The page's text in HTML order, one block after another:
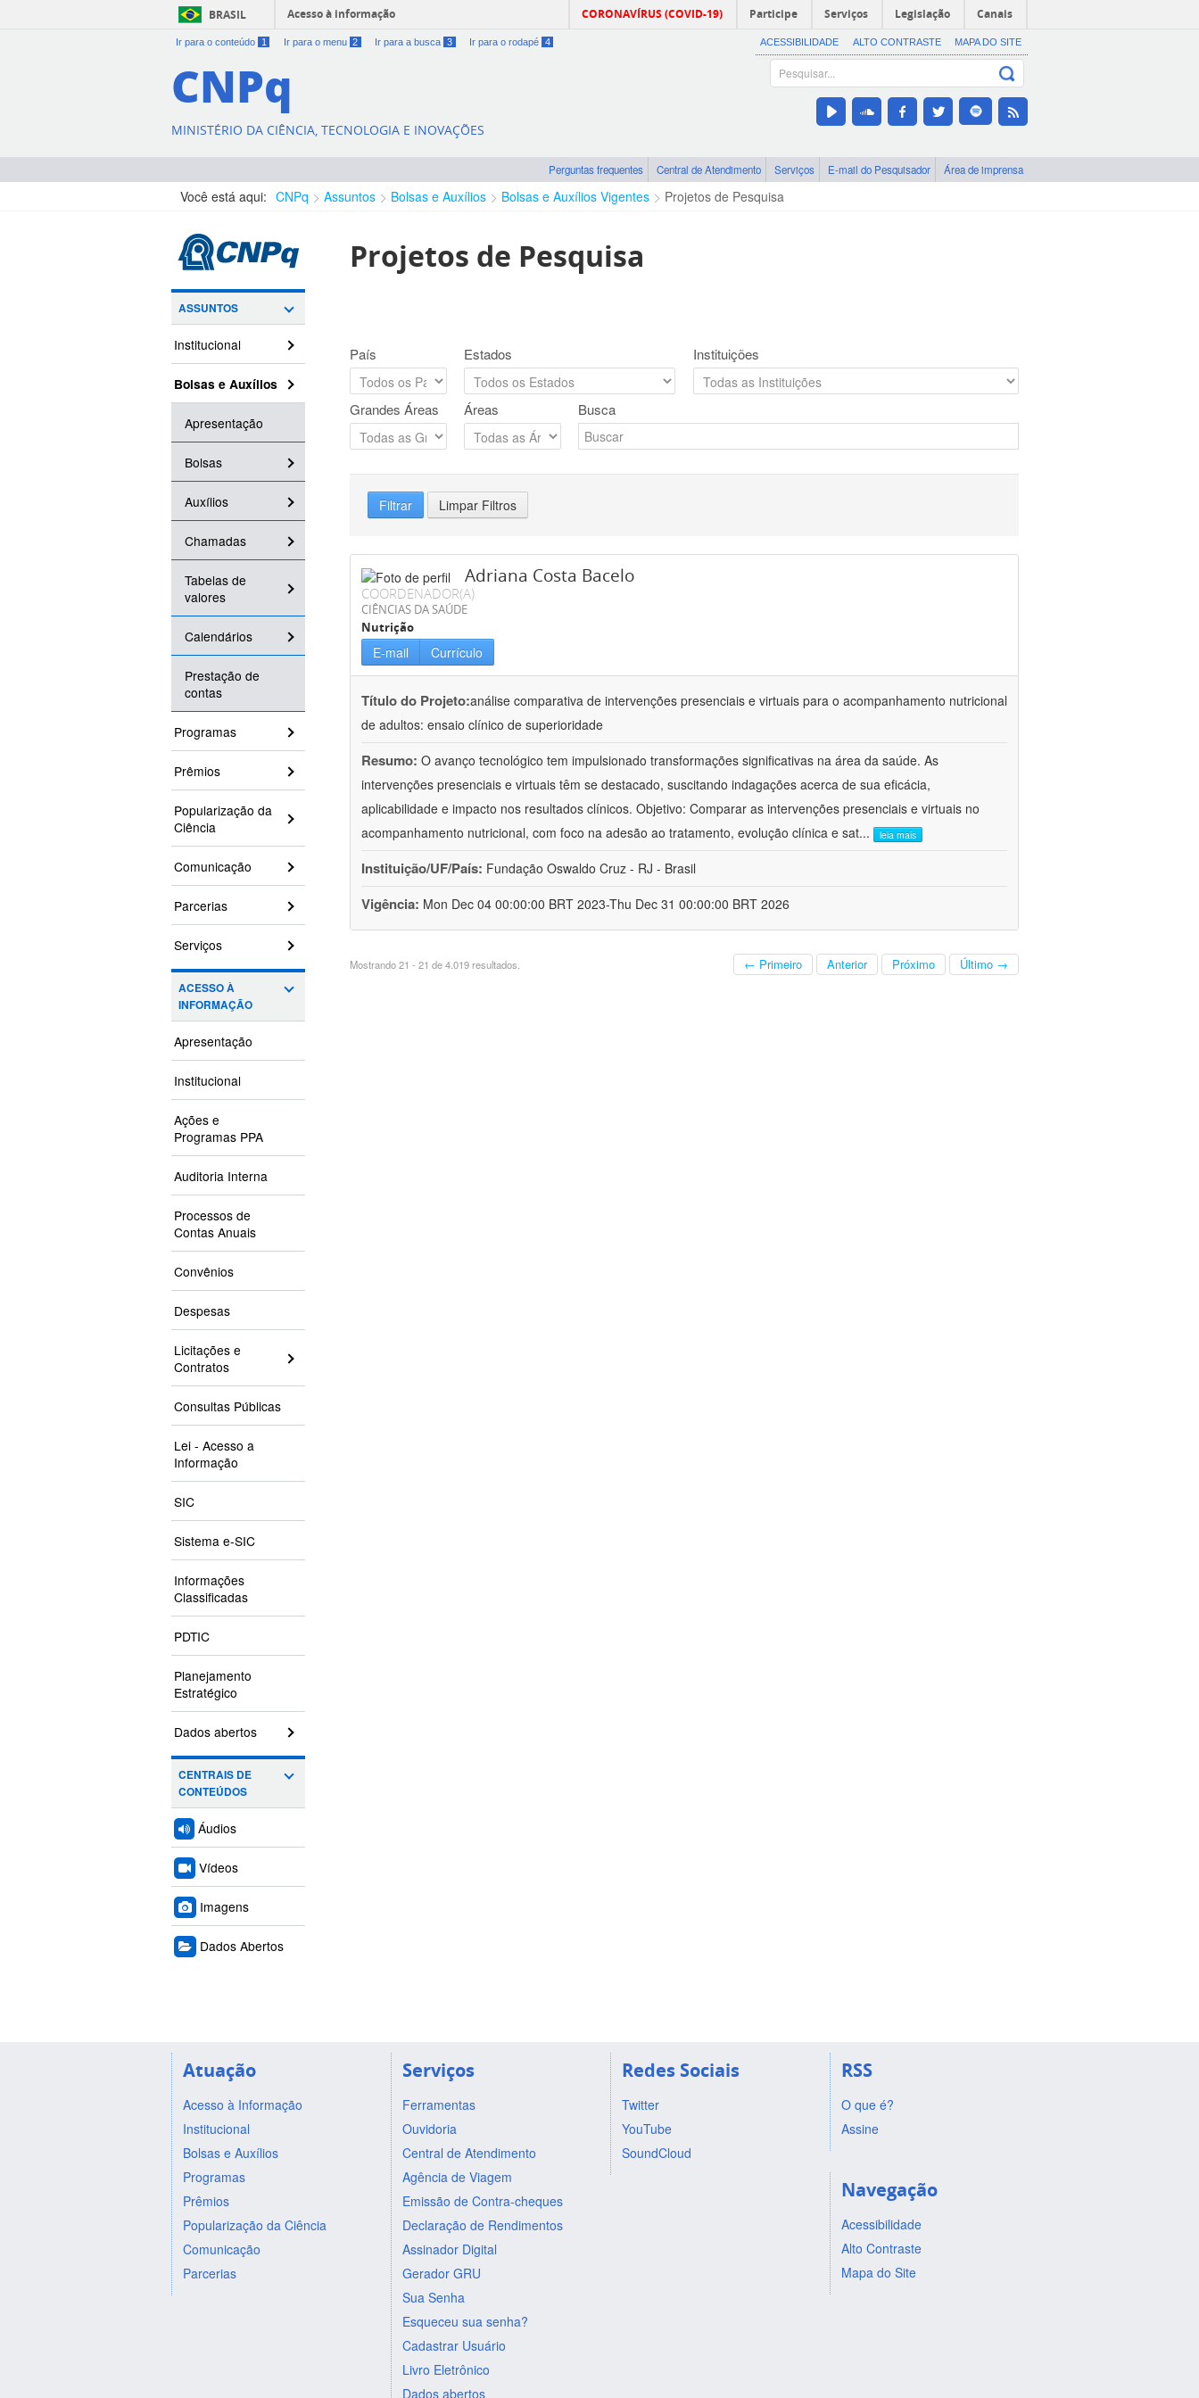
BRASIL Acesso à informação CORONAVÍRUS (COVID-19) Participe Serviços Legislação Canais
Ir para o conteúdo 1 Ir para o menu 2 Ir para a busca 3 Ir para o rodapé 4 ACESSIBILIDADE ALTO CONTRASTE MAPA DO SITE
CNPq
MINISTÉRIO DA CIÊNCIA, TECNOLOGIA E INOVAÇÕES
Perguntas frequentes Central de Atendimento Serviços E-mail do Pesquisador Área de imprensa
Você está aqui: CNPq Assuntos Bolsas e Auxílios Bolsas e Auxílios Vigentes Projetos de Pesquisa
ASSUNTOS
Institucional
Bolsas e Auxílios
Apresentação
Bolsas
Auxílios
Chamadas
Tabelas de
valores
Calendários
Prestação de
contas
Programas
Prêmios
Popularização da
Ciência
Comunicação
Parcerias
Serviços
ACESSO À
INFORMAÇÃO
Apresentação
Institucional
Ações e
Programas PPA
Auditoria Interna
Processos de
Contas Anuais
Convênios
Despesas
Licitações e
Contratos
Consultas Públicas
Lei - Acesso a
Informação
SIC
Sistema e-SIC
Informações
Classificadas
PDTIC
Planejamento
Estratégico
Dados abertos
CENTRAIS DE
CONTEÚDOS
Áudios
Vídeos
Imagens
Dados Abertos
Projetos de Pesquisa
País Estados Instituições
Grandes Áreas Áreas Busca
Filtrar Limpar Filtros
Adriana Costa Bacelo
COORDENADOR(A)
CIÊNCIAS DA SAÚDE
Nutrição
E-mail Currículo
Título do Projeto:análise comparativa de intervenções presenciais e virtuais para o acompanhamento nutricional
de adultos: ensaio clínico de superioridade
Resumo: O avanço tecnológico tem impulsionado transformações significativas na área da saúde. As
intervenções presenciais e virtuais têm se destacado, suscitando indagações acerca de sua eficácia,
aplicabilidade e impacto nos resultados clínicos. Objetivo: Comparar as intervenções presenciais e virtuais no
acompanhamento nutricional, com foco na adesão ao tratamento, evolução clínica e sat... leia mais
Instituição/UF/País: Fundação Oswaldo Cruz - RJ - Brasil
Vigência: Mon Dec 04 00:00:00 BRT 2023-Thu Dec 31 00:00:00 BRT 2026
Mostrando 21 - 21 de 4.019 resultados. ← Primeiro Anterior Próximo Último →
Atuação
Acesso à Informação
Institucional
Bolsas e Auxílios
Programas
Prêmios
Popularização da Ciência
Comunicação
Parcerias
Serviços
Ferramentas
Ouvidoria
Central de Atendimento
Agência de Viagem
Emissão de Contra-cheques
Declaração de Rendimentos
Assinador Digital
Gerador GRU
Sua Senha
Esqueceu sua senha?
Cadastrar Usuário
Livro Eletrônico
Dados abertos
Redes Sociais
Twitter
YouTube
SoundCloud
RSS
O que é?
Assine
Navegação
Acessibilidade
Alto Contraste
Mapa do Site